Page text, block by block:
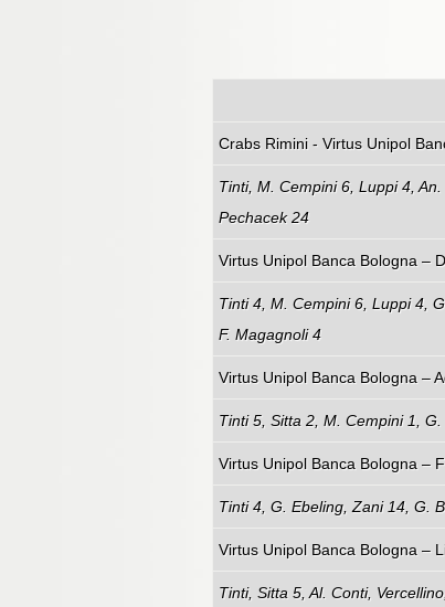
Crabs Rimini -
Tinti, M. Cempini 6, Luppi 4,
Pechacek 24
Virtus Unipol Banca Bologna –
Tinti 4, M. Cempini 6, Luppi 4,
F. Magagnoli 4
Virtus Unipol Banca Bologna –
Tinti 5, Sitta 2, M. Cempini 1,
Virtus Unipol Banca Bologna –
Tinti 4, G. Ebeling, Zani 14, G.
Virtus Unipol Banca Bologna –
Tinti, Sitta 5, Al. Conti,